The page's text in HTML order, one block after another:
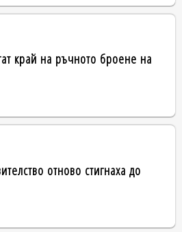
край на ръчното броене на
отново стигнаха до